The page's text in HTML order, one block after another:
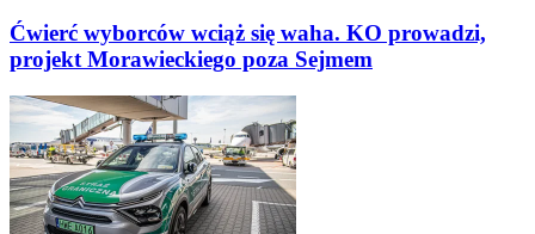
Ćwierć wyborców wciąż się waha. KO prowadzi,
projekt Morawieckiego poza Sejmem